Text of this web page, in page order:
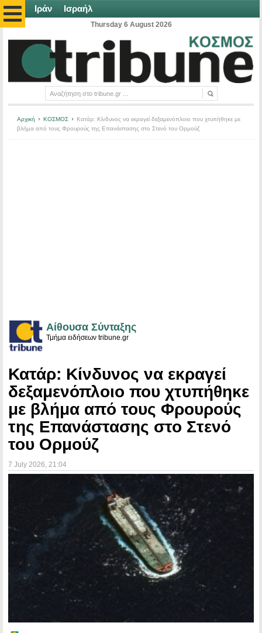
Ιράν Ισραήλ
Thursday 6 August 2026
Αρχική ΚΟΣΜΟΣ
Κατάρ: Κίνδυνος να εκραγεί δεξαμενόπλοιο που χτυπήθηκε με
βλήμα από τους Φρουρούς της Επανάστασης στο Στενό του Ορμούζ
Αίθουσα Σύνταξης
Τμήμα ειδήσεων tribune.gr
Κατάρ: Κίνδυνος να εκραγεί
δεξαμενόπλοιο που χτυπήθηκε
με βλήμα από τους Φρουρούς
της Επανάστασης στο Στενό
του Ορμούζ
7 July 2026 , 21:04